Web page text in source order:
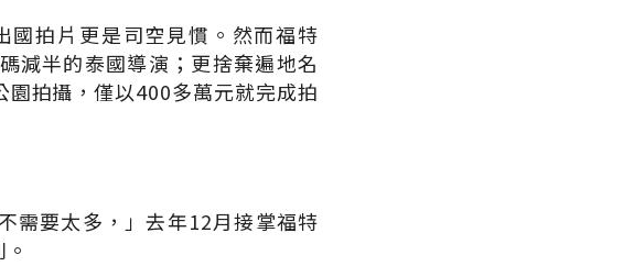
國拍片更是司空見慣。然而福特
減半的泰國導演；更捨棄遍地名
拍攝，僅以400多萬元就完成拍
需要太多，」去年12月接掌福特